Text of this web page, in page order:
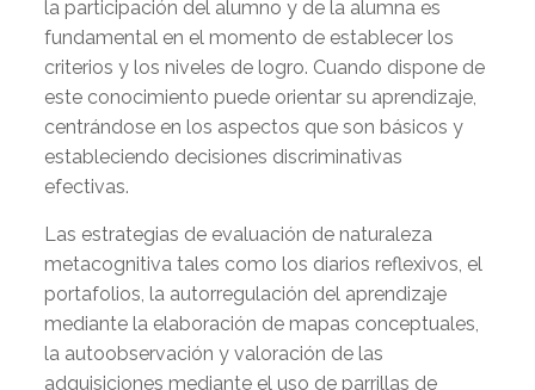
la participación del alumno y de la alumna es
fundamental en el momento de establecer los
criterios y los niveles de logro. Cuando dispone de
este conocimiento puede orientar su aprendizaje,
centrándose en los aspectos que son básicos y
estableciendo decisiones discriminativas
efectivas.
Las estrategias de evaluación de naturaleza
metacognitiva tales como los diarios reflexivos, el
portafolios, la autorregulación del aprendizaje
mediante la elaboración de mapas conceptuales,
la autoobservación y valoración de las
adquisiciones mediante el uso de parrillas de